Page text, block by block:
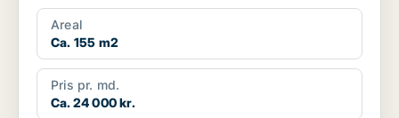
Areal
Ca. 155 m2
Pris pr. md.
Ca. 24 000 kr.